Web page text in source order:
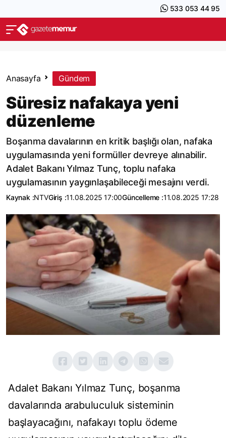
533 053 44 95
Anasayfa Gündem
Süresiz nafakaya yeni
düzenleme
Boşanma davalarının en kritik başlığı olan, nafaka
uygulamasında yeni formüller devreye alınabilir.
Adalet Bakanı Yılmaz Tunç, toplu nafaka
uygulamasının yaygınlaşabileceği mesajını verdi.
Kaynak :NTVGiriş :11.08.2025 17:00Güncelleme :11.08.2025 17:28
Adalet Bakanı Yılmaz Tunç, boşanma
davalarında arabuluculuk sisteminin
başlayacağını, nafakayı toplu ödeme